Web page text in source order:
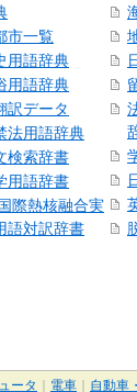
市一覧
用語辞典
用語辞典
訳データ
法用語辞典
検索辞書
用語辞書
際熱核融合実
語対訳辞書
ータ 電車 自動車